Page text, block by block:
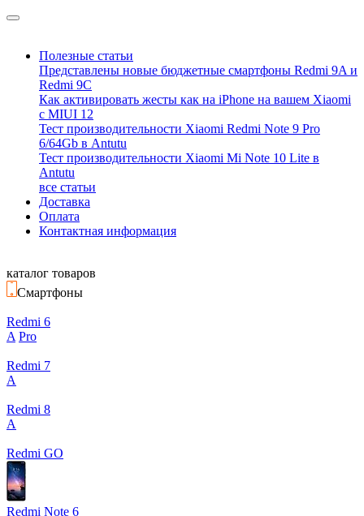
Полезные статьи
Представлены новые бюджетные смартфоны Redmi 9A и
Redmi 9C
Как активировать жесты как на iPhone на вашем Xiaomi
с MIUI 12
Тест производительности Xiaomi Redmi Note 9 Pro
6/64Gb в Antutu
Тест производительности Xiaomi Mi Note 10 Lite в
Antutu
все статьи
Доставка
Оплата
Контактная информация
каталог товаров
Смартфоны
Redmi 6
A Pro
Redmi 7
A
Redmi 8
A
Redmi GO
Redmi Note 6